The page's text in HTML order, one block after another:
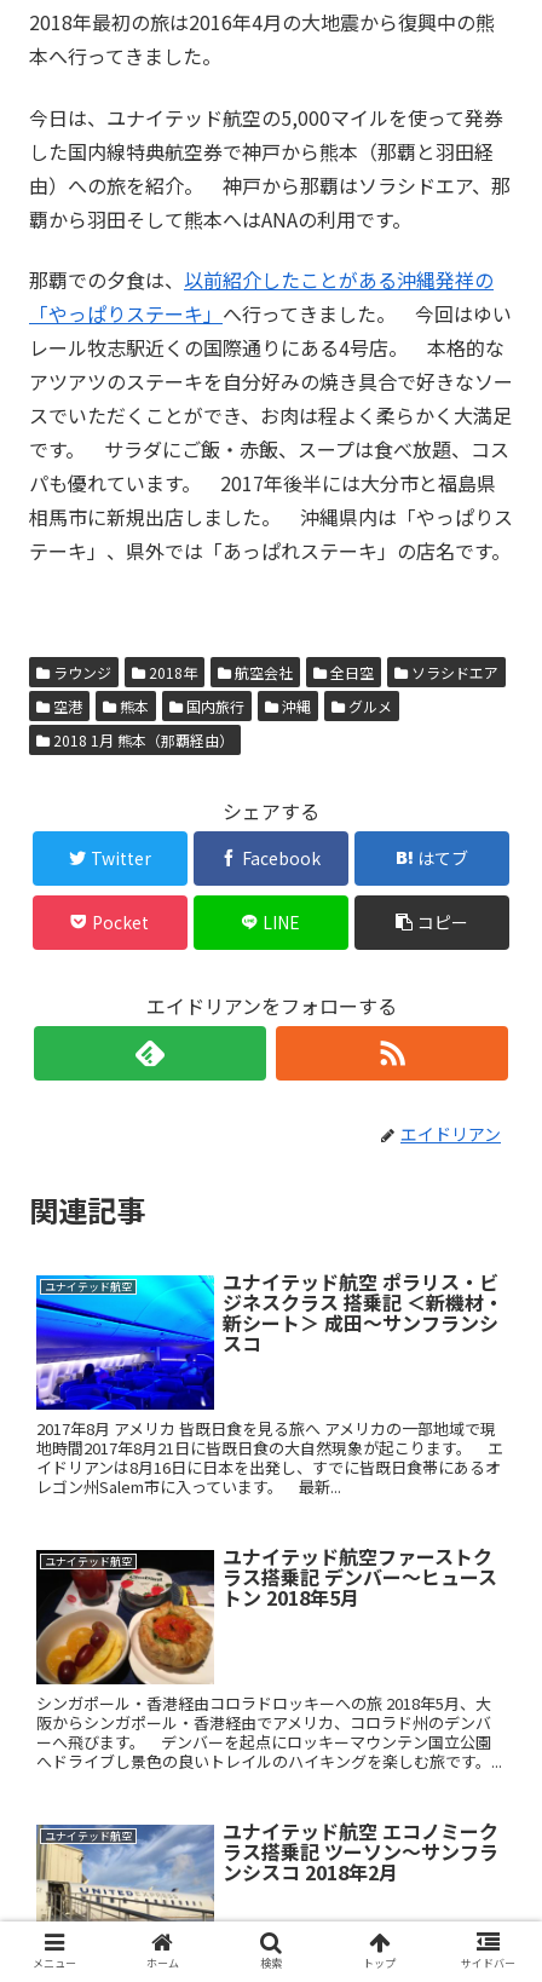
2018年最初の旅は2016年4月の大地震から復興中の熊
本へ行ってきました。
今日は、ユナイテッド航空の5,000マイルを使って発券
した国内線特典航空券で神戸から熊本（那覇と羽田経
由）への旅を紹介。 神戸から那覇はソラシドエア、那
覇から羽田そして熊本へはANAの利用です。
那覇での夕食は、 以前紹介したことがある沖縄発祥の
「やっぱりステーキ」 へ行ってきました。 今回はゆい
レール牧志駅近くの国際通りにある4号店。 本格的な
アツアツのステーキを自分好みの焼き具合で好きなソー
スでいただくことができ、お肉は程よく柔らかく大満足
です。 サラダにご飯・赤飯、スープは食べ放題、コス
パも優れています。 2017年後半には大分市と福島県
相馬市に新規出店しました。 沖縄県内は「やっぱりス
テーキ」、県外では「あっぱれステーキ」の店名です。
ラウンジ 2018年 航空会社 全日空
ソラシドエア
空港
熊本 国内旅行 沖縄
グルメ
2018 1月 熊本（那覇経由）
シェアする
Twitter Facebook はてブ
Pocket LINE コピー
エイドリアンをフォローする
エイドリアン
関連記事
ユナイテッド航空 ユナイテッド航空 ポラリス・ビ
ジネスクラス 搭乗記 ＜新機材・
新シート＞ 成田～サンフランシ
スコ
2017年8月 アメリカ 皆既日食を見る旅へ アメリカの一部地域で現
地時間2017年8月21日に皆既日食の大自然現象が起こります。 エ
イドリアンは8月16日に日本を出発し、すでに皆既日食帯にあるオ
レゴン州Salem市に入っています。 最新...
ユナイテッド航空 ユナイテッド航空ファーストク
ラス搭乗記 デンバー～ヒュース
トン 2018年5月
シンガポール・香港経由コロラドロッキーへの旅 2018年5月、大
阪からシンガポール・香港経由でアメリカ、コロラド州のデンバ
ーへ飛びます。 デンバーを起点にロッキーマウンテン国立公園
へドライブし景色の良いトレイルのハイキングを楽しむ旅です。...
ユナイテッド航空 ユナイテッド航空 エコノミーク
ラス搭乗記 ツーソン～サンフラ
ンシスコ 2018年2月
メニュー ホーム 検索 トップ サイドバー